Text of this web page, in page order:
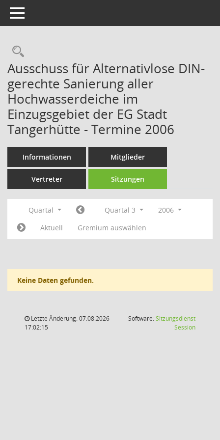
Toggle navigation
Rechercheauswahl
Ausschuss für Alternativlose DIN-
gerechte Sanierung aller
Hochwasserdeiche im
Einzugsgebiet der EG Stadt
Tangerhütte - Termine 2006
Informationen Mitglieder
Vertreter Sitzungen
Quartal Quartal 3
2006
Aktuell
Gremium auswählen
Keine Daten gefunden.
Letzte Änderung: 07.08.2026
17:02:15
Software:Sitzungsdienst
Session(Wird in